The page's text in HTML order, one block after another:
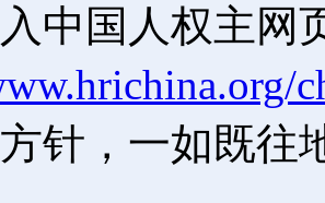
中国人权主网
针，一如既往